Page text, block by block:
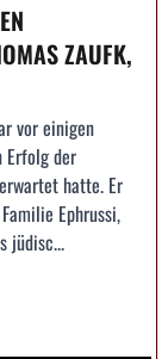
ZAUFK,
vor einigen
Erfolg der
hatte. Er
Ephrussi,
jüdisc...